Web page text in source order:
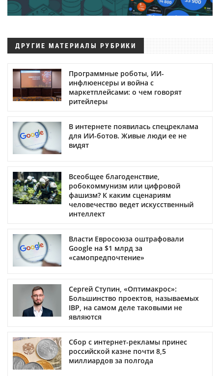
ДРУГИЕ МАТЕРИАЛЫ РУБРИКИ
Программные роботы, ИИ-
инфлюенсеры и война с
маркетплейсами: о чем говорят
ритейлеры
В интернете появилась спецреклама
для ИИ-ботов. Живые люди ее не
видят
Всеобщее благоденствие,
робокоммунизм или цифровой
фашизм? К каким сценариям
человечество ведет искусственный
интеллект
Власти Евросоюза оштрафовали
Google на $1 млрд за
«самопредпочтение»
Сергей Ступин, «Оптимакрос»:
Большинство проектов, называемых
IBP, на самом деле таковыми не
являются
Сбор с интернет-рекламы принес
российской казне почти 8,5
миллиардов за полгода